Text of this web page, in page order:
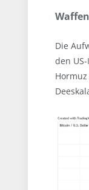
Die
den